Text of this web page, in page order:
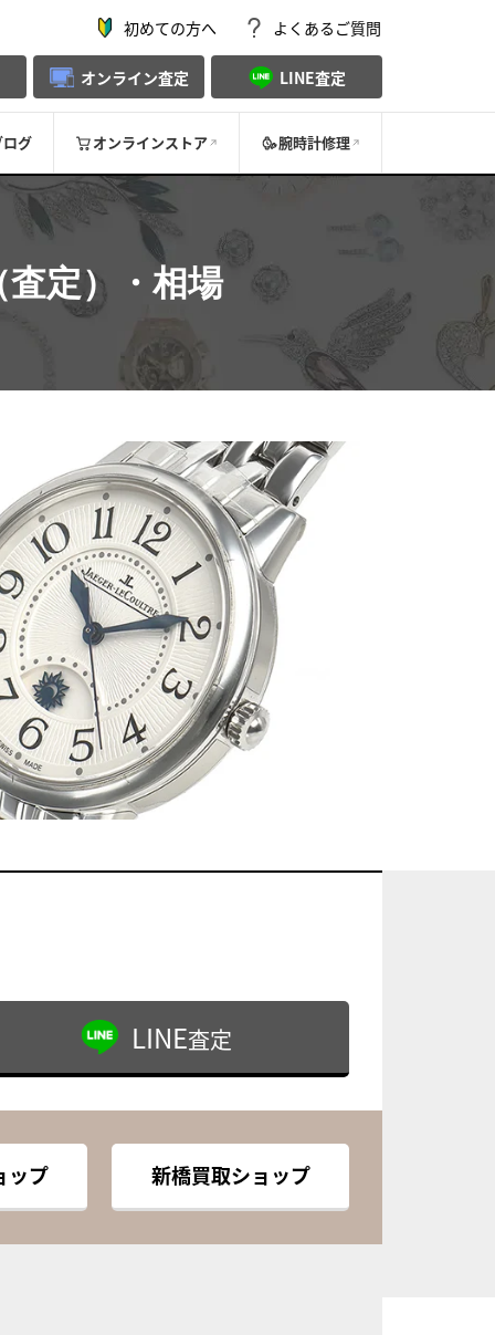
初めての方へ よくあるご質問
オンライン査定 LINE査定
ログ オンラインストア 腕時計修理
定）・相場
LINE査定
ップ 新橋買取ショップ